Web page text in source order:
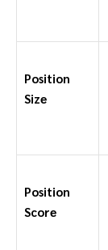
Position
Size
Position
Score